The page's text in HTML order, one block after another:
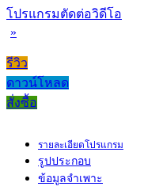
โปรแกรมตัดต่อวิดีโอ
»
รีวิว
ดาวน์โหลด
สั่งซื้อ
รายละเอียดโปรแกรม
รูปประกอบ
ข้อมูลจำเพาะ